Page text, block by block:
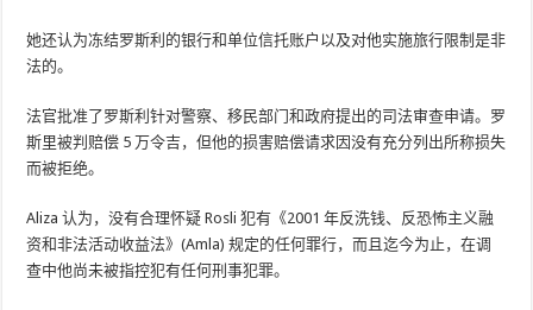
她还认为冻结罗斯利的银行和单位信托账户以及对他实施旅行限制是非
法的。
法官批准了罗斯利针对警察、移民部门和政府提出的司法审查申请。罗
斯里被判赔偿 5 万令吉，但他的损害赔偿请求因没有充分列出所称损失
而被拒绝。
Aliza 认为，没有合理怀疑 Rosli 犯有《2001 年反洗钱、反恐怖主义融
资和非法活动收益法》(Amla) 规定的任何罪行，而且迄今为止，在调
查中他尚未被指控犯有任何刑事犯罪。